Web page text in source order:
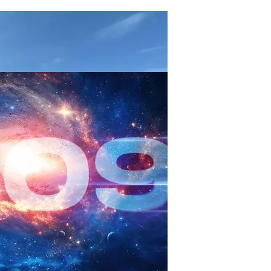
Пришлось Переделать Из-За Изменения Климата